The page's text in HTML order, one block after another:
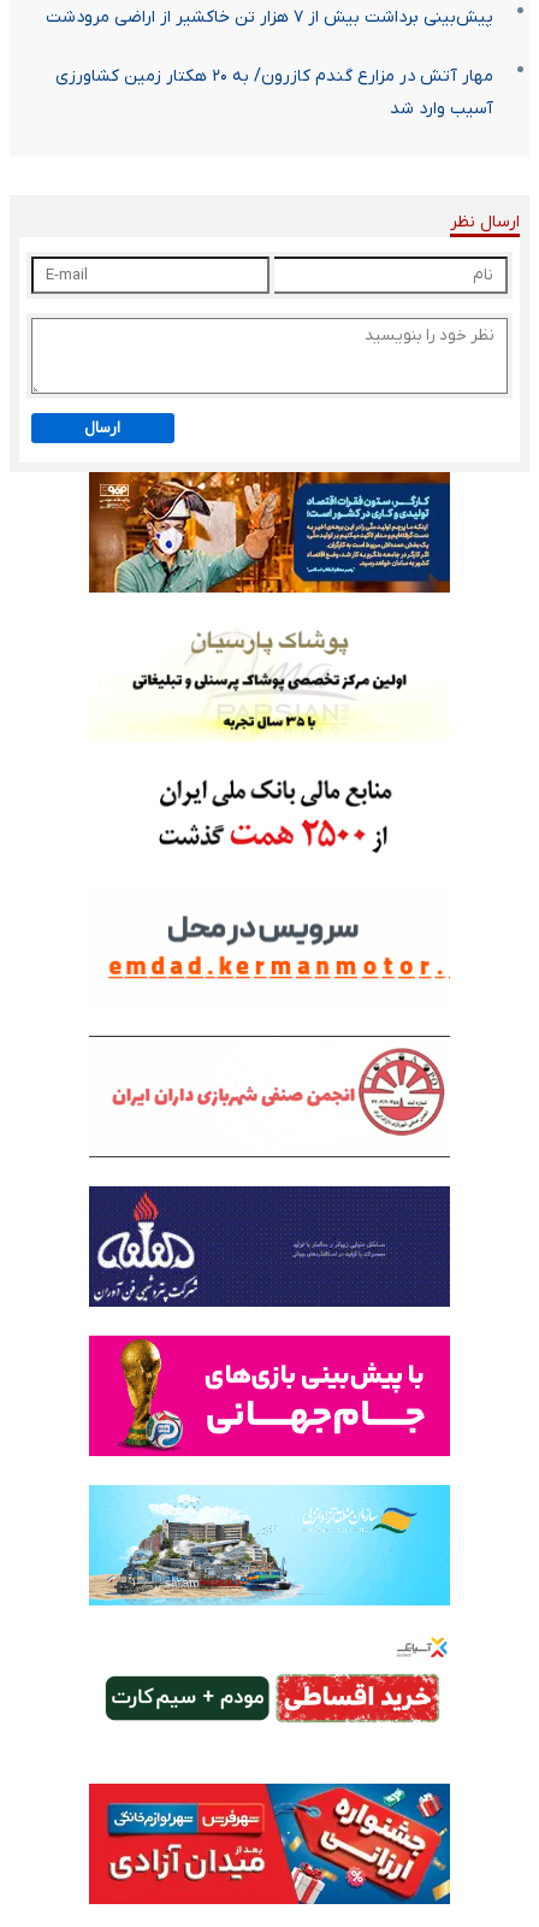
پیش‌بینی برداشت بیش از ۷ هزار تن خاکشیر از اراضی مرودشت
مهار آتش در مزارع گندم کازرون/ به ۲۰ هکتار زمین کشاورزی
آسیب وارد شد
ارسال نظر
ارسال